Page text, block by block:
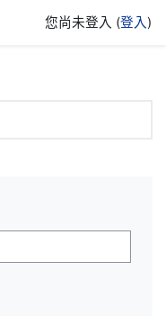
您尚未登入 (登入)